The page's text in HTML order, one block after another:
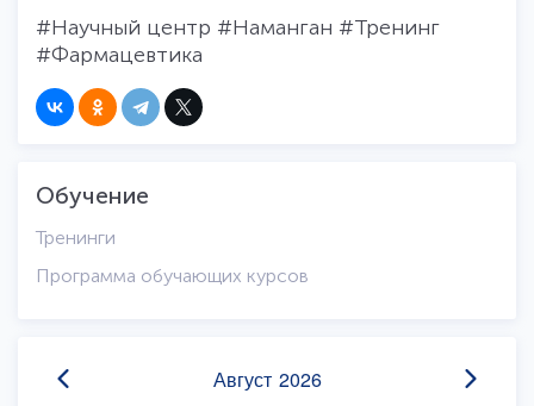
#Научный центр #Наманган #Тренинг
#Фармацевтика
Обучение
Тренинги
Программа обучающих курсов
Август 2026